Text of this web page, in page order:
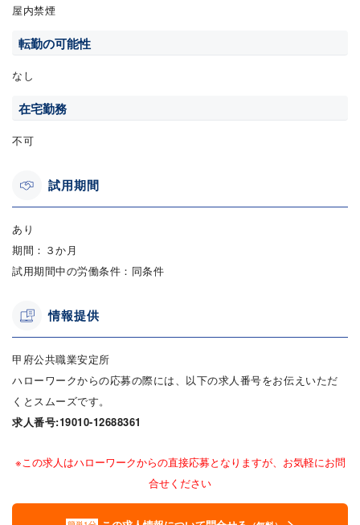
屋内禁煙
転勤の可能性
なし
在宅勤務
不可
試用期間
あり
期間：３か月
試用期間中の労働条件：同条件
情報提供
甲府公共職業安定所
ハローワークからの応募の際には、以下の求人番号をお伝えいただ
くとスムーズです。
求人番号:19010-12688361
※この求人はハローワークからの直接応募となりますが、お気軽にお問
合せください